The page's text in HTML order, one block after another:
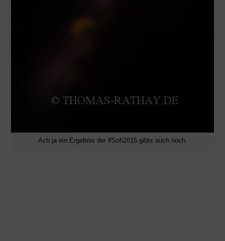
Ach ja ein Ergebnis der #Sofi2015 gibts auch noch.